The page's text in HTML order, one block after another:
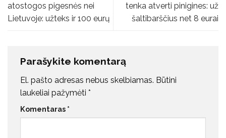
atostogos pigesnės nei
Lietuvoje: užteks ir 100 eurų
tenka atverti pinigines: už
šaltibarščius net 8 eurai
Parašykite komentarą
El. pašto adresas nebus skelbiamas. Būtini
laukeliai pažymėti *
Komentaras *